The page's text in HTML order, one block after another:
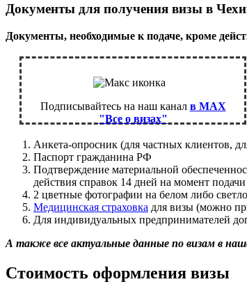
Документы для получения визы в
Документы, необходимые к подаче, кроме
Подписывайтесь на наш канал в MAX
"Все о визах"
Анкета-опросник (для частных клиентов,
Паспорт гражданина РФ
Подтверждение материальной
действия справок 14 дней на момент
2 цветные фотографии на белом либо
Медицинская страховка для визы (можно
Для индивидуальных предпринимателей
А также все актуальные данные по визам в
Стоимость оформления визы